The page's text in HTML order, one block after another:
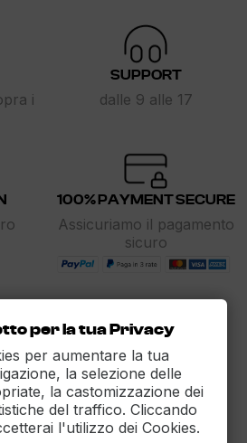
i
SUPPORT
dalle 9 alle 17
100% PAYMENT SECURE
Assicuriamo il pagamento
sicuro
SRL
››Dati aziendali
392 94 330 95
per la tua Privacy
per aumentare la tua
la selezione delle
la castomizzazione dei
del traffico. Cliccando
l'utilizzo dei Cookies.